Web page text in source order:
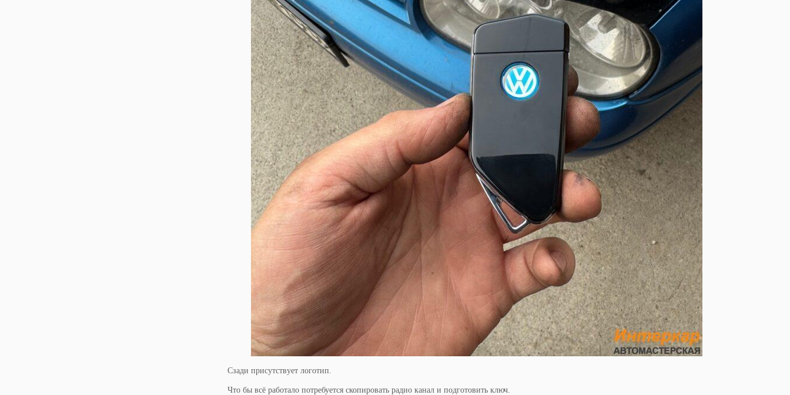
Сзади присутствует логотип.
Что бы всё работало потребуется скопировать радио канал и подготовить ключ.